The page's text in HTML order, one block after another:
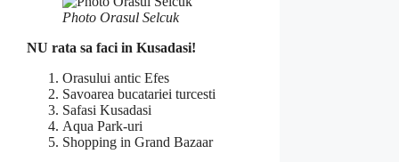
Photo Orasul Selcuk
NU rata sa faci in Kusadasi!
Orasului antic Efes
Savoarea bucatariei turcesti
Safasi Kusadasi
Aqua Park-uri
Shopping in Grand Bazaar